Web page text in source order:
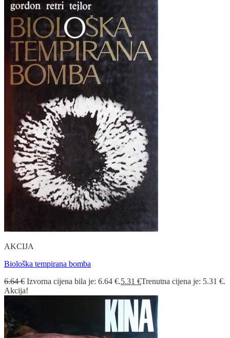
AKCIJA
Biološka tempirana bomba
6.64€ Izvorna cijena bila je: 6.64 €.5.31 €Trenutna cijena je: 5.31 €.
Akcija!